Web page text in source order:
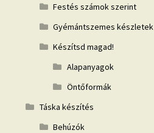
Festés számok szerint
Gyémántszemes készletek
Készítsd magad!
Alapanyagok
Öntőformák
Táska készítés
Behúzók